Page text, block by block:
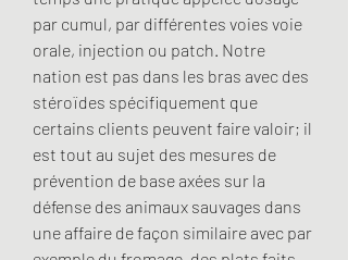
par cumul, par différentes voies voie
orale, injection ou patch. Notre
nation est pas dans les bras avec des
stéroïdes spécifiquement que
certains clients peuvent faire valoir; il
est tout au sujet des mesures de
prévention de base axées sur la
défense des animaux sauvages dans
une affaire de façon similaire avec par